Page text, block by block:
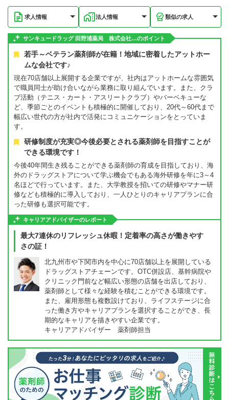
求人情報 法人情報 類似の求人
サンキュードラッグ 田野浦薬局 株式会社…のポイント
若手～ベテラン薬剤師が在籍！地域に密着したアットホー
ムな会社です♪
現在70店舗以上展開する企業ですが、社内はアットホームな雰囲気
で職員同士が助け合いながら業務に取り組んでいます。また、クラ
ブ活動（テニス・カート・アスリートクラブ）やバーベキューな
ど、季節ごとのイベントも積極的に開催しており、20代～60代まで
幅広い世代の方が社内で活発にコミュニケーションをとっていま
す。
研修制度が充実◎今後必要とされる薬剤師を目指すことが
できる環境です！
今後40年間生き残ることができる薬剤師の育成を目指しており、海
外のドラッグストアについて学ぶ機会でもある海外研修を年に3～4
名ほどで行っています。また、大学教授を招いての研修やマナー研
修なども積極的に導入しており、一人ひとりのキャリアプランに合
った研修も選択可能です。
キャリアアドバイザーのレポート
最大7連休のリフレッシュ休暇！定着率の高さが働きやす
さの証！
北九州市や下関市内を中心に70店舗以上を展開している
ドラッグストアチェーンです。OTC併設店、基幹病院や
クリニック門前など幅広い形態の店舗を出店しており、
薬剤師として様々な経験を積むことができる環境です。
また、雇用形態も複数設けており、ライフステージに合
った働き方やキャリアプランを選択することができ、長
期的なキャリアを描きやすい企業です。
キャリアアドバイザー 薬剤師担当